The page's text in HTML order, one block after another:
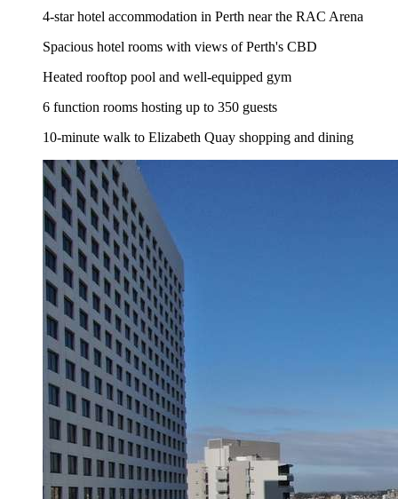
4-star hotel accommodation in Perth near the RAC Arena
Spacious hotel rooms with views of Perth's CBD
Heated rooftop pool and well-equipped gym
6 function rooms hosting up to 350 guests
10-minute walk to Elizabeth Quay shopping and dining